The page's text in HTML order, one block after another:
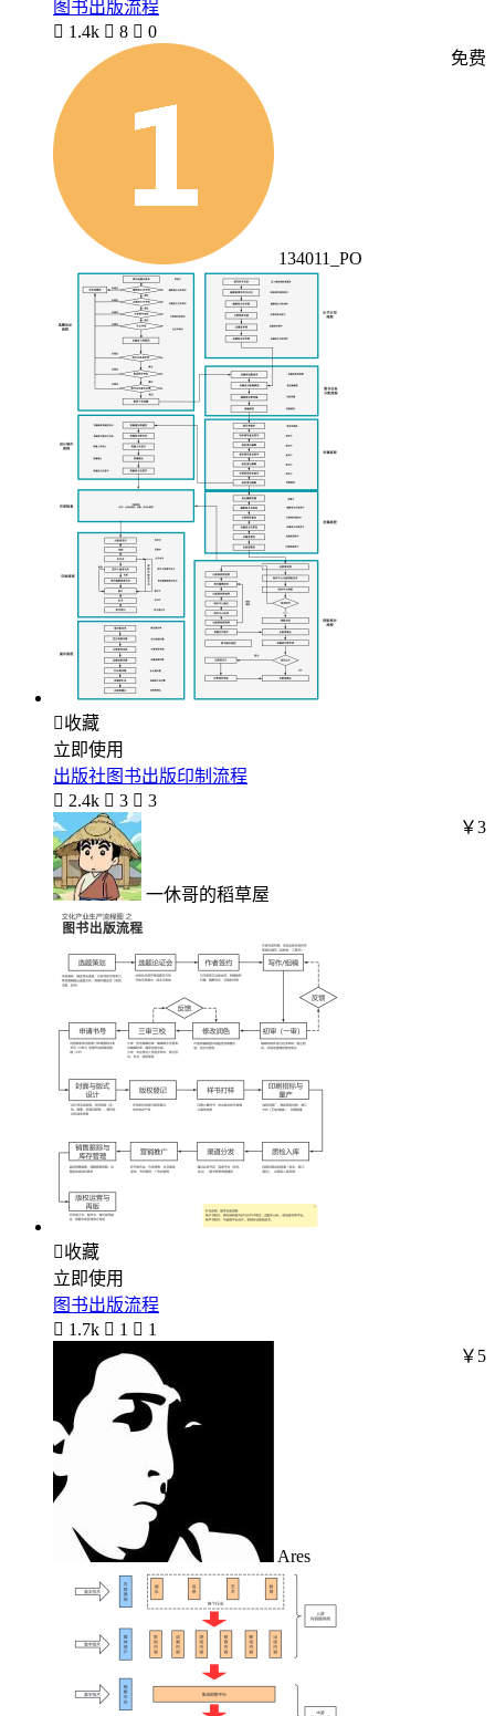
图书出版流程
 1.4k  8  0
134011_PO
免费
收藏
立即使用
出版社图书出版印制流程
 2.4k  3  3
一休哥的稻草屋
￥3
收藏
立即使用
图书出版流程
 1.7k  1  1
Ares
￥5